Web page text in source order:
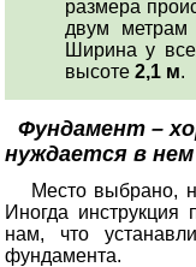
размера
двум
Ширина у
высоте 2,1 м.
Фундамент –
нуждается в нем
Место выбрано,
Иногда инструкция
нам, что
фундамента.